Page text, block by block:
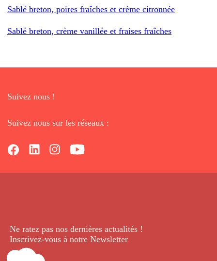
Sablé breton, poires fraîches et crème citronnée
Sablé breton, crème vanillée et fraises fraîches
Suivez nous !
Suivez nous sur les réseaux :
Ne ratez pas nos dernières actualités !
Inscrivez-vous à notre Newsletter.